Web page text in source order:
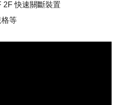
2F 快速關斷裝置
等